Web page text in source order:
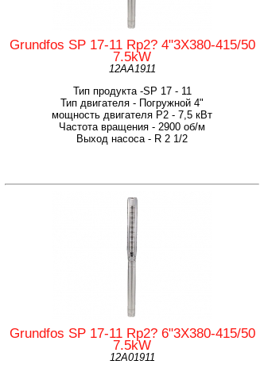
Grundfos SP 17-11 Rp2? 4"3X380-415/50
7.5kW
12AA1911
Тип продукта -SP 17 - 11
Тип двигателя - Погружной 4"
мощность двигателя Р2 - 7,5 кВт
Частота вращения - 2900 об/м
Выход насоса - R 2 1/2
Grundfos SP 17-11 Rp2? 6"3X380-415/50
7.5kW
12A01911